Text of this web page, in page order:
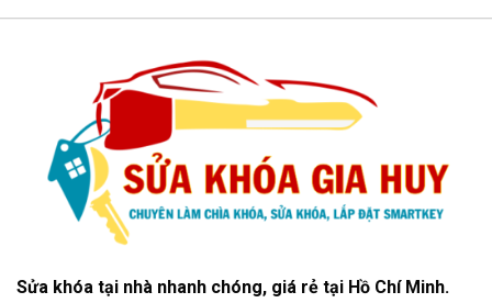
Sửa khóa tại nhà nhanh chóng, giá rẻ tại Hồ Chí Minh.